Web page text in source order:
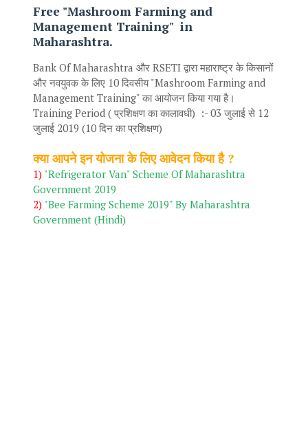
Free "Mashroom Farming and
Management Training" in
Maharashtra.
Bank Of Maharashtra और RSETI द्वारा महाराष्ट्र के किसानों
और नवयुवक के लिए 10 दिवसीय "Mashroom Farming and
Management Training" का आयोजन किया गया है।
Training Period ( प्रशिक्षण का कालावधी) :- 03 जुलाई से 12
जुलाई 2019 (10 दिन का प्रशिक्षण)
क्या आपने इन योजना के लिए आवेदन किया है ?
1) "Refrigerator Van" Scheme Of Maharashtra
Government 2019
2) "Bee Farming Scheme 2019" By Maharashtra
Government (Hindi)